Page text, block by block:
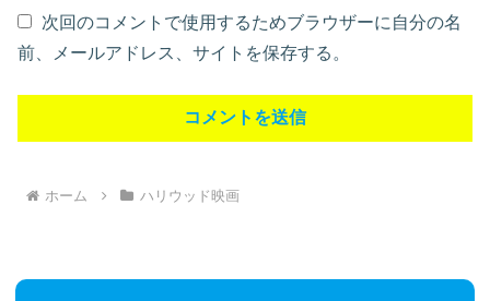
次回のコメントで使用するためブラウザーに自分の名
前、メールアドレス、サイトを保存する。
ホーム ハリウッド映画